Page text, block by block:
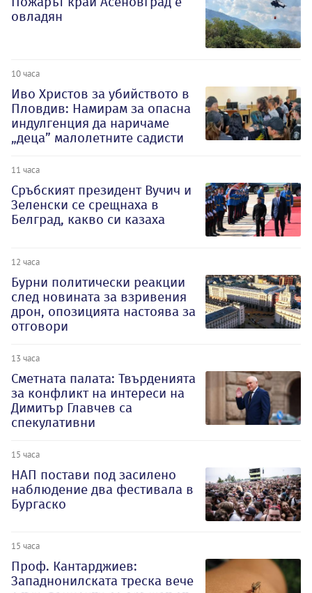
овладян
10 часа
Иво Христов за убийството в
Пловдив: Намирам за опасна
индулгенция да наричаме
„деца” малолетните садисти
11 часа
Сръбският президент Вучич и
Зеленски се срещнаха в
Белград, какво си казаха
12 часа
Бурни политически реакции
след новината за взривения
дрон, опозицията настоява за
отговори
13 часа
Сметната палата: Твърденията
за конфликт на интереси на
Димитър Главчев са
спекулативни
15 часа
НАП постави под засилено
наблюдение два фестивала в
Бургаско
15 часа
Проф. Кантарджиев:
Западнонилската треска вече